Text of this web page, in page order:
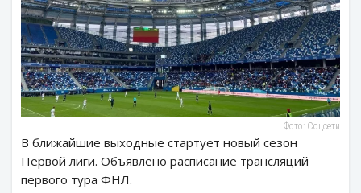
Фото: Соцсети
В ближайшие выходные стартует новый сезон
Первой лиги. Объявлено расписание трансляций
первого тура ФНЛ.